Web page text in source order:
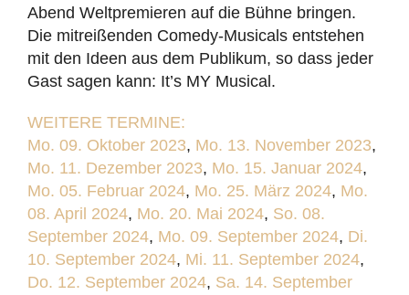
Abend Weltpremieren auf die Bühne bringen.
Die mitreißenden Comedy-Musicals entstehen
mit den Ideen aus dem Publikum, so dass jeder
Gast sagen kann: It’s MY Musical.
WEITERE TERMINE:
Mo. 09. Oktober 2023, Mo. 13. November 2023,
Mo. 11. Dezember 2023, Mo. 15. Januar 2024,
Mo. 05. Februar 2024, Mo. 25. März 2024, Mo.
08. April 2024, Mo. 20. Mai 2024, So. 08.
September 2024, Mo. 09. September 2024, Di.
10. September 2024, Mi. 11. September 2024,
Do. 12. September 2024, Sa. 14. September